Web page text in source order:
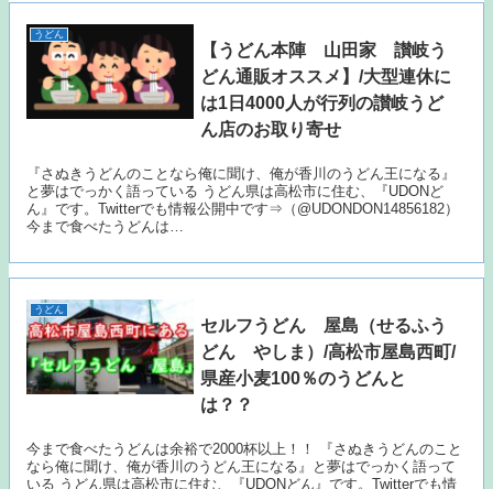
うどん
【うどん本陣 山田家 讃岐う
どん通販オススメ】/大型連休に
は1日4000人が行列の讃岐うど
ん店のお取り寄せ
『さぬきうどんのことなら俺に聞け、俺が香川のうどん王になる』
と夢はでっかく語っている うどん県は高松市に住む、『UDONど
ん』です。Twitterでも情報公開中です⇒（@UDONDON14856182）
今まで食べたうどんは…
うどん
セルフうどん 屋島（せるふう
どん やしま）/高松市屋島西町/
県産小麦100％のうどんと
は？？
今まで食べたうどんは余裕で2000杯以上！！ 『さぬきうどんのこと
なら俺に聞け、俺が香川のうどん王になる』と夢はでっかく語って
いる うどん県は高松市に住む、『UDONどん』です。Twitterでも情